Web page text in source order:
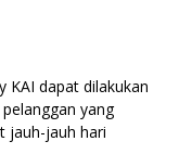
KAI dapat dilakukan
yang
jauh-jauh hari